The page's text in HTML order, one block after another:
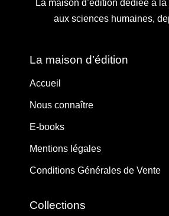
La maison d’édition dédiée à
aux sciences humaines,
La maison d’édition
Accueil
Nous connaître
E-books
Mentions légales
Conditions Générales de Vente
Collections